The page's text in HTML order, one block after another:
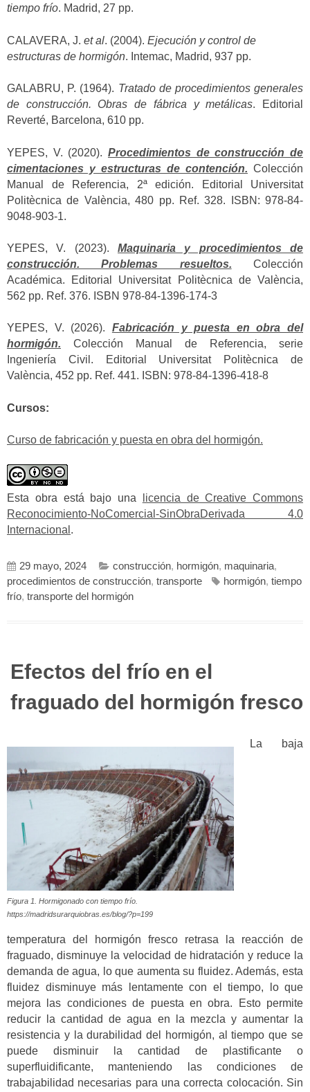
tiempo frío. Madrid, 27 pp.
CALAVERA, J. et al. (2004). Ejecución y control de
estructuras de hormigón. Intemac, Madrid, 937 pp.
GALABRU, P. (1964). Tratado de procedimientos generales
de construcción. Obras de fábrica y metálicas. Editorial
Reverté, Barcelona, 610 pp.
YEPES, V. (2020). Procedimientos de construcción de
cimentaciones y estructuras de contención. Colección
Manual de Referencia, 2ª edición. Editorial Universitat
Politècnica de València, 480 pp. Ref. 328. ISBN: 978-84-
9048-903-1.
YEPES, V. (2023). Maquinaria y procedimientos de
construcción. Problemas resueltos. Colección
Académica. Editorial Universitat Politècnica de València,
562 pp. Ref. 376. ISBN 978-84-1396-174-3
YEPES, V. (2026). Fabricación y puesta en obra del
hormigón. Colección Manual de Referencia, serie
Ingeniería Civil. Editorial Universitat Politècnica de
València, 452 pp. Ref. 441. ISBN: 978-84-1396-418-8
Cursos:
Curso de fabricación y puesta en obra del hormigón.
Esta obra está bajo una
licencia de Creative Commons
Reconocimiento-NoComercial-SinObraDerivada 4.0
Internacional .
29 mayo, 2024 construcción, hormigón, maquinaria,
procedimientos de construcción, transporte hormigón, tiempo
frío, transporte del hormigón
Efectos del frío en el
fraguado del hormigón fresco
Figura 1. Hormigonado con tiempo frío.
https://madridsurarquiobras.es/blog/?p=199
La baja
temperatura del hormigón fresco retrasa la reacción de
fraguado, disminuye la velocidad de hidratación y reduce la
demanda de agua, lo que aumenta su fluidez. Además, esta
fluidez disminuye más lentamente con el tiempo, lo que
mejora las condiciones de puesta en obra. Esto permite
reducir la cantidad de agua en la mezcla y aumentar la
resistencia y la durabilidad del hormigón, al tiempo que se
puede disminuir la cantidad de plastificante o
superfluidificante, manteniendo las condiciones de
trabajabilidad necesarias para una correcta colocación. Sin